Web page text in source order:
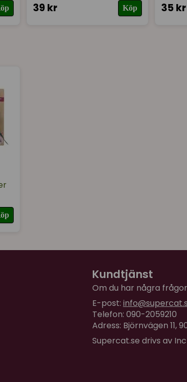
39 kr Köp 35 kr
Kundtjänst
Om du har några
E-post:
Telefon: 090-2059210
Adress: Björnvägen 11,
Supercat.se drivs av